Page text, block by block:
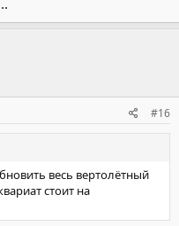
#16
весь вертолётный
стоит на